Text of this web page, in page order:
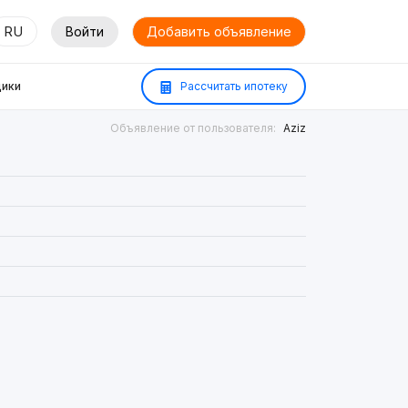
RU Войти Добавить объявление
Рассчитать ипотеку
Объявление от пользователя: Aziz